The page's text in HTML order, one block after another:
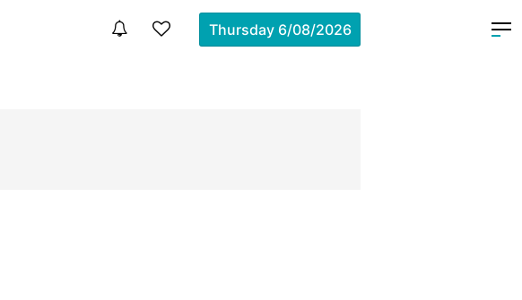
Thursday 6/08/2026